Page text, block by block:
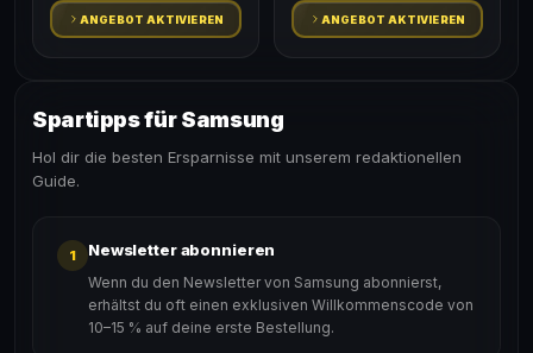
ANGEBOT AKTIVIEREN ANGEBOT AKTIVIEREN
Spartipps für Samsung
Hol dir die besten Ersparnisse mit unserem redaktionellen
Guide.
1 Newsletter abonnieren
Wenn du den Newsletter von Samsung abonnierst,
erhältst du oft einen exklusiven Willkommenscode von
10–15 % auf deine erste Bestellung.